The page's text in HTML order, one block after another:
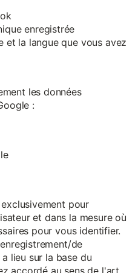
enregistrée
et la langue que vous avez
les données
:
pour
et dans la mesure où
pour vous identifier.
de
lieu sur la base du
accordé au sens de l'art.